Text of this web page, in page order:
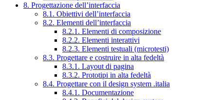
8. Progettazione dell’interfaccia
8.1. Obiettivi dell’interfaccia
8.2. Elementi dell’interfaccia
8.2.1. Elementi di composizione
8.2.2. Elementi interattivi
8.2.3. Elementi testuali (microtesti)
8.3. Progettare e costruire in alta fedeltà
8.3.1. Layout di pagina
8.3.2. Prototipi in alta fedeltà
8.4. Progettare con il design system .italia
8.4.1. Documentazione